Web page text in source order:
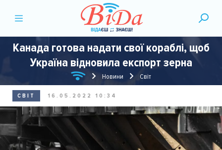
Канада готова надати свої кораблі, щоб
Україна відновила експорт зерна
Новини Світ
СВІТ 16.05.2022 10:34